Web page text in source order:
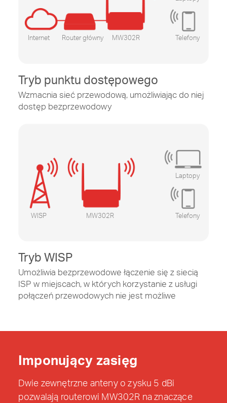
Internet Router główny Telefony
MW302R
Tryb punktu dostępowego
Wzmacnia sieć przewodową, umożliwiając do niej
dostęp bezprzewodowy
WISP MW302R
Laptopy
Telefony
Tryb WISP
Umożliwia bezprzewodowe łączenie się z siecią
ISP w miejscach, w których korzystanie z usługi
połączeń przewodowych nie jest możliwe
Imponujący zasięg
Dwie zewnętrzne anteny o zysku 5 dBi
pozwalają routerowi MW302R na znaczące